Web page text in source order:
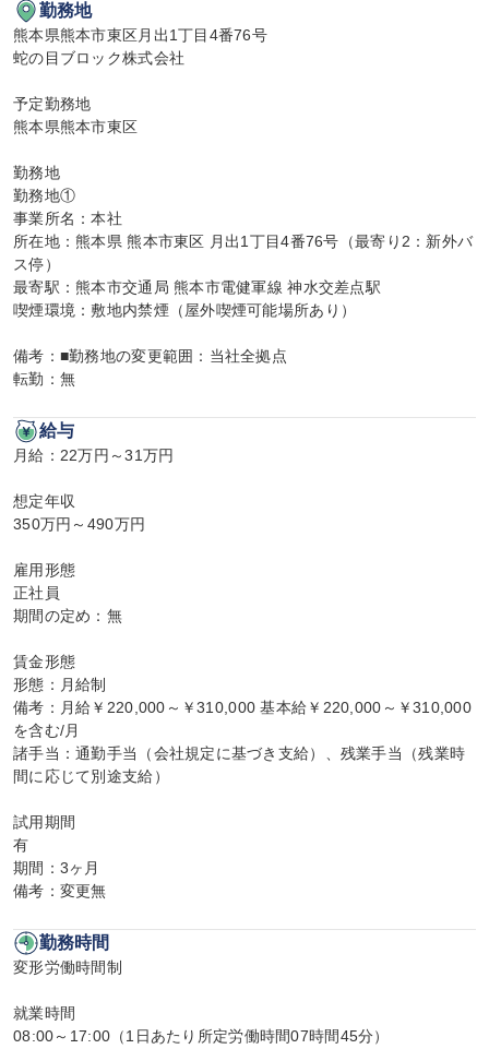
勤務地
熊本県熊本市東区月出1丁目4番76号
蛇の目ブロック株式会社
予定勤務地
熊本県熊本市東区
勤務地
勤務地①
事業所名：本社
所在地：熊本県 熊本市東区 月出1丁目4番76号（最寄り2：新外バ
ス停）
最寄駅：熊本市交通局 熊本市電健軍線 神水交差点駅
喫煙環境：敷地内禁煙（屋外喫煙可能場所あり）
備考：■勤務地の変更範囲：当社全拠点
転勤：無
給与
月給：22万円～31万円
想定年収
350万円～490万円
雇用形態
正社員
期間の定め：無
賃金形態
形態：月給制
備考：月給￥220,000～￥310,000 基本給￥220,000～￥310,000
を含む/月
諸手当：通勤手当（会社規定に基づき支給）、残業手当（残業時
間に応じて別途支給）
試用期間
有
期間：3ヶ月
備考：変更無
勤務時間
変形労働時間制
就業時間
08:00～17:00（1日あたり所定労働時間07時間45分）